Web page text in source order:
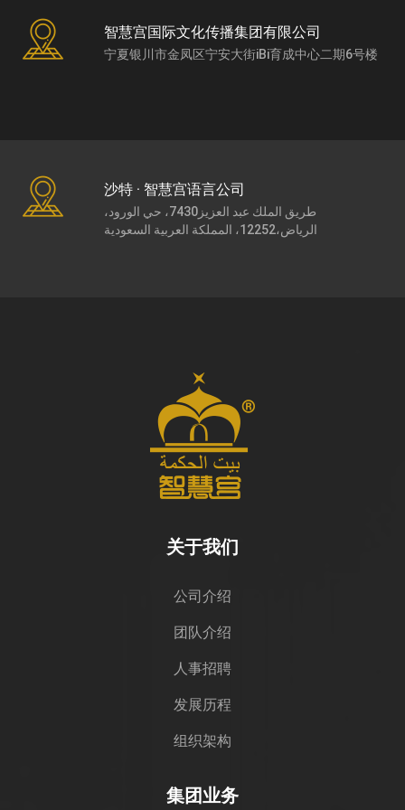
智慧宫国际文化传播集团有限公司
宁夏银川市金凤区宁安大街iBi育成中心二期6号楼
沙特 · 智慧宫语言公司
طريق الملك عبد العزيز7430، حي الورود،
الرياض،12252، المملكة العربية السعودية
关于我们
公司介绍
团队介绍
人事招聘
发展历程
组织架构
集团业务